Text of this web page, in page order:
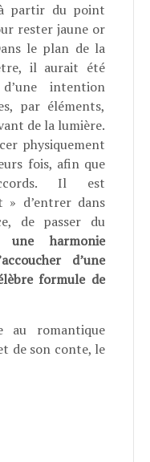
partir du point
rester jaune or
le plan de la
il aurait été
intention
par éléments,
de la lumière.
physiquement
fois, afin que
Il est
» d’entrer dans
de passer du
une harmonie
d’une
formule de
romantique
de son conte, le